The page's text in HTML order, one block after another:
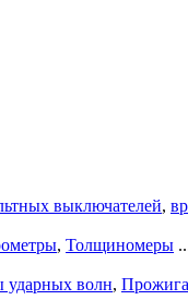
выключателей,
, Толщиномеры
ударных волн,